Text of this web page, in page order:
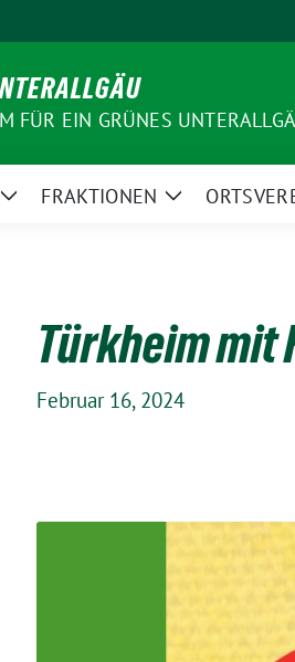
FÜR EIN GRÜNES
ZeigeFRAKTIONEN
Zeige
Türkheim mit
Februar 16, 2024